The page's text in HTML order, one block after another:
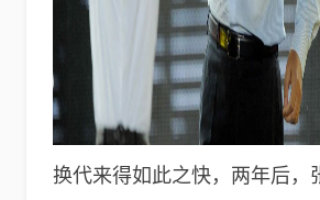
换代来得如此之快，两年后，